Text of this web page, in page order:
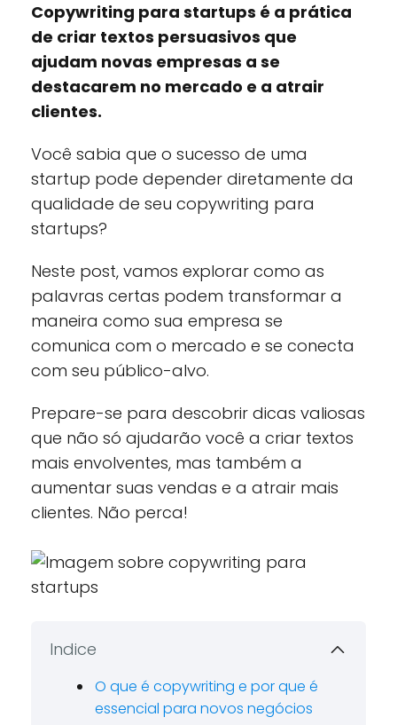
Copywriting para startups é a prática
de criar textos persuasivos que
ajudam novas empresas a se
destacarem no mercado e a atrair
clientes.
Você sabia que o sucesso de uma
startup pode depender diretamente da
qualidade de seu copywriting para
startups?
Neste post, vamos explorar como as
palavras certas podem transformar a
maneira como sua empresa se
comunica com o mercado e se conecta
com seu público-alvo.
Prepare-se para descobrir dicas valiosas
que não só ajudarão você a criar textos
mais envolventes, mas também a
aumentar suas vendas e a atrair mais
clientes. Não perca!
Indice
O que é copywriting e por que é
essencial para novos negócios